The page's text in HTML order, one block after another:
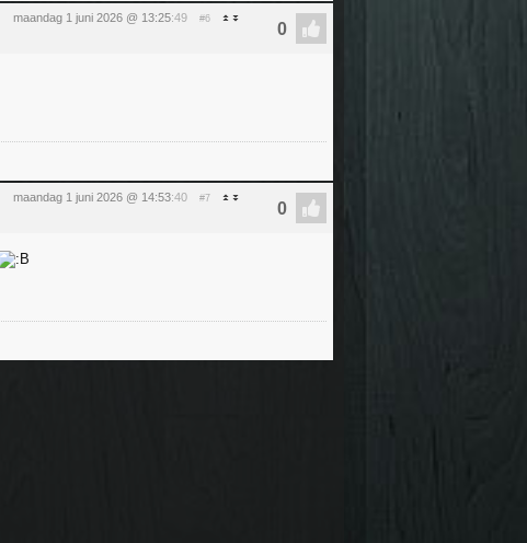
maandag 1 juni 2026 @ 13:25:49 #6
maandag 1 juni 2026 @ 14:53:40 #7